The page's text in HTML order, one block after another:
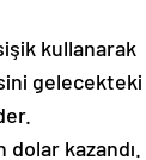
kullanarak
gelecekteki
kazandı.